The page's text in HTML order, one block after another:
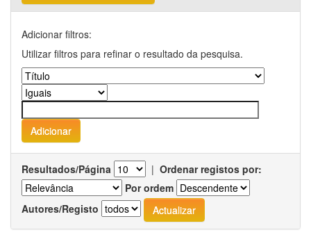
Adicionar filtros:
Utilizar filtros para refinar o resultado da pesquisa.
Resultados/Página | Ordenar registos por:
Por ordem
Autores/Registo